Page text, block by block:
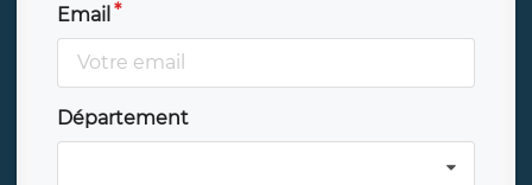
Email
Département